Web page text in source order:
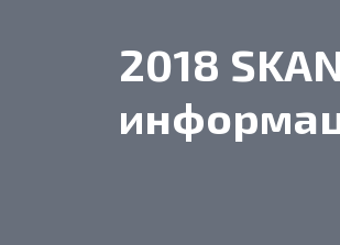
2018